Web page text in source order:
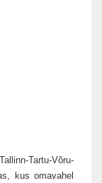
Tartu-Võru-
kus omavahel